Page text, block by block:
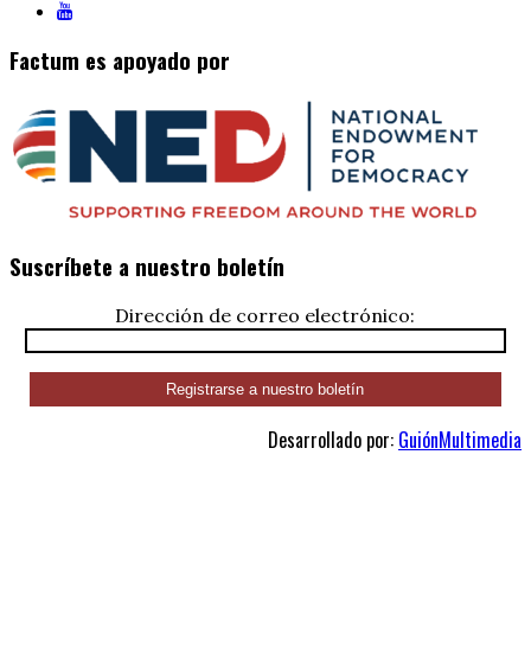
Factum es apoyado por
Suscríbete a nuestro boletín
Dirección de correo electrónico:
Desarrollado por: GuiónMultimedia